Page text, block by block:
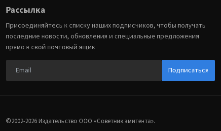
Рассылка
Присоединяйтесь к списку наших подписчиков, чтобы получать
последние новости, обновления и специальные предложения
прямо в свой почтовый ящик
Подписаться
©2002-2026 Издательство ООО «‎Советник эмитента».